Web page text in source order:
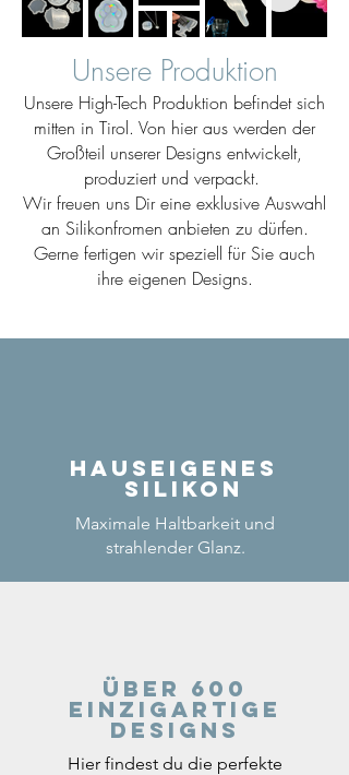
Unsere Produktion
Unsere High-Tech Produktion befindet sich
mitten in Tirol. Von hier aus werden der
Großteil unserer Designs entwickelt,
produziert und verpackt.
Wir freuen uns Dir eine exklusive Auswahl
an Silikonfromen anbieten zu dürfen.
Gerne fertigen wir speziell für Sie auch
ihre eigenen Designs.
Hauseigenes
Silikon
Maximale Haltbarkeit und
strahlender Glanz.
Über 600
einzigartige
Designs
Hier findest du die perfekte